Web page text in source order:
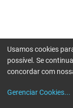
Usamos cookies
possível. Se
concordar com
Gerenciar Cookies...
Erro ao enviar